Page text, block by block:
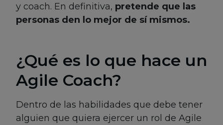
y coach. En definitiva, pretende que las
personas den lo mejor de sí mismos.
¿Qué es lo que hace un
Agile Coach?
Dentro de las habilidades que debe tener
alguien que quiera ejercer un rol de Agile